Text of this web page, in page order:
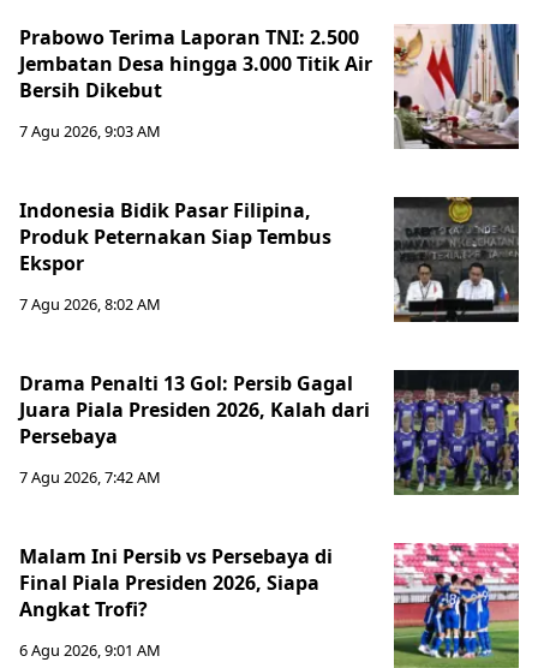
Prabowo Terima Laporan TNI: 2.500
Jembatan Desa hingga 3.000 Titik Air
Bersih Dikebut
7 Agu 2026, 9:03 AM
Indonesia Bidik Pasar Filipina,
Produk Peternakan Siap Tembus
Ekspor
7 Agu 2026, 8:02 AM
Drama Penalti 13 Gol: Persib Gagal
Juara Piala Presiden 2026, Kalah dari
Persebaya
7 Agu 2026, 7:42 AM
Malam Ini Persib vs Persebaya di
Final Piala Presiden 2026, Siapa
Angkat Trofi?
6 Agu 2026, 9:01 AM